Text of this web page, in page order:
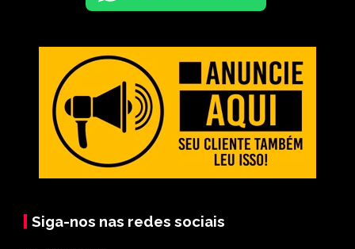
Siga-nos nas redes sociais